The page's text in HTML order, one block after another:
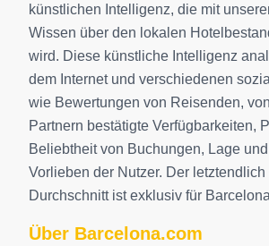
künstlichen Intelligenz, die mit
Wissen über den lokalen
wird. Diese künstliche Intelligenz
dem Internet und verschiedenen
wie Bewertungen von Reisenden,
Partnern bestätigte Verfügbarkeiten,
Beliebtheit von Buchungen, Lage
Vorlieben der Nutzer. Der
Durchschnitt ist exklusiv für
Über Barcelona.com